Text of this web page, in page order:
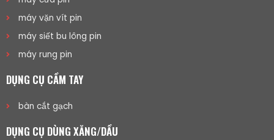
máy vặn vít pin
máy siết bu lông pin
máy rung pin
DỤNG CỤ CẦM TAY
bàn cắt gạch
DỤNG CỤ DÙNG XĂNG/DẦU